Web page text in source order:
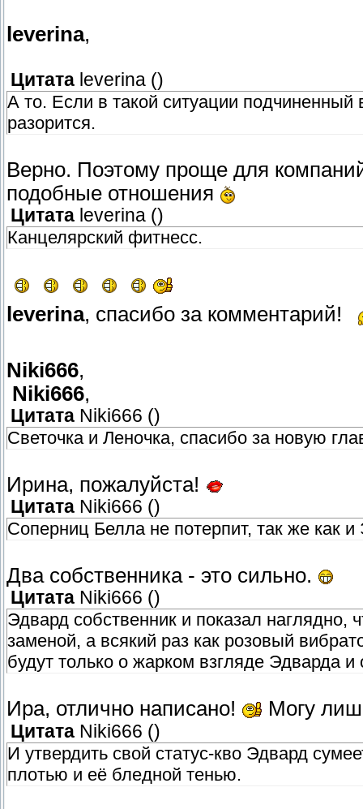
leverina,
Цитата leverina ()
А то. Если в такой ситуации
разорится.
Верно. Поэтому проще для
подобные отношения
Цитата leverina ()
Канцелярский фитнесс.
leverina, спасибо за комментарий!
Niki666,
Niki666,
Цитата Niki666 ()
Светочка и Леночка, спасибо за новую
Ирина, пожалуйста!
Цитата Niki666 ()
Соперниц Белла не потерпит, так же как
Два собственника - это сильно.
Цитата Niki666 ()
Эдвард собственник и показал наглядно,
заменой, а всякий раз как розовый
будут только о жарком взгляде Эдварда
Ира, отлично написано! Могу
Цитата Niki666 ()
И утвердить свой статус-кво Эдвард
плотью и её бледной тенью.